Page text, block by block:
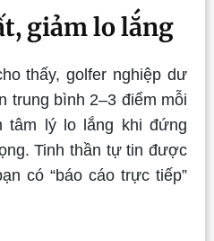
giảm lo lắng
thấy, golfer nghiệp dư
trung bình 2–3 điểm mỗi
tâm lý lo lắng khi đứng
Tinh thần tự tin được
có “báo cáo trực tiếp”